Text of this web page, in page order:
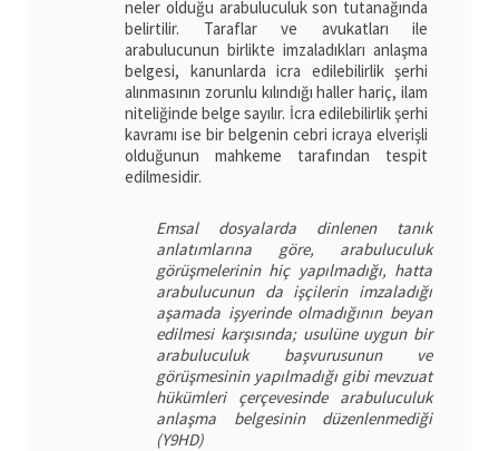
neler olduğu arabuluculuk son tutanağında
belirtilir. Taraflar ve avukatları ile
arabulucunun birlikte imzaladıkları anlaşma
belgesi, kanunlarda icra edilebilirlik şerhi
alınmasının zorunlu kılındığı haller hariç, ilam
niteliğinde belge sayılır. İcra edilebilirlik şerhi
kavramı ise bir belgenin cebri icraya elverişli
olduğunun mahkeme tarafından tespit
edilmesidir.
Emsal dosyalarda dinlenen tanık
anlatımlarına göre, arabuluculuk
görüşmelerinin hiç yapılmadığı, hatta
arabulucunun da işçilerin imzaladığı
aşamada işyerinde olmadığının beyan
edilmesi karşısında; usulüne uygun bir
arabuluculuk başvurusunun ve
görüşmesinin yapılmadığı gibi mevzuat
hükümleri çerçevesinde arabuluculuk
anlaşma belgesinin düzenlenmediği
(Y9HD)